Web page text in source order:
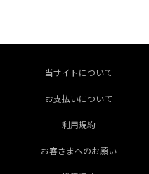
当サイトについて
お支払いについて
利用規約
お客さまへのお願い